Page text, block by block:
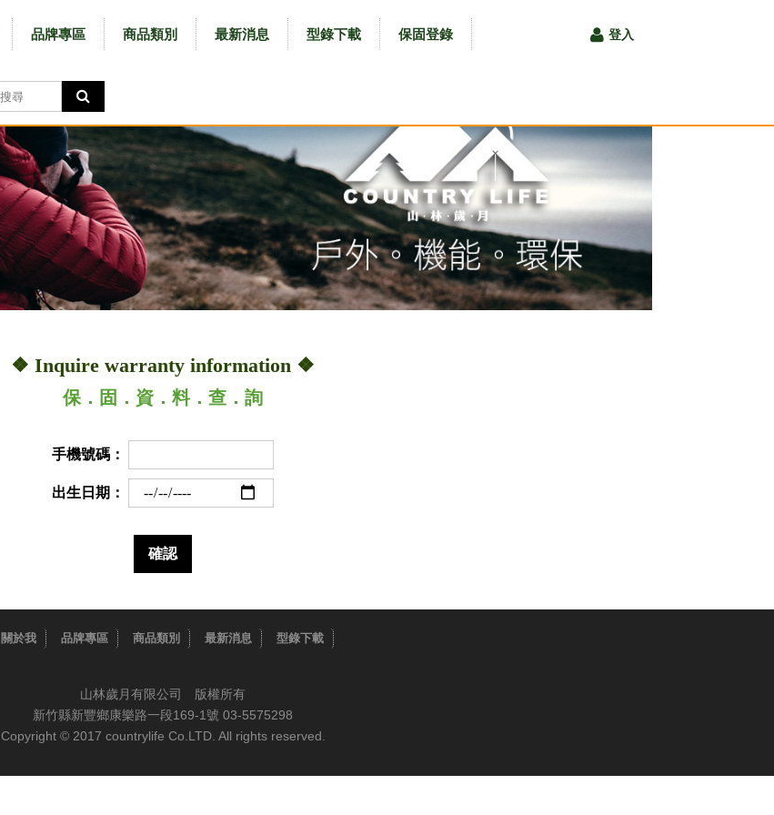
登入
品牌專區 商品類別 最新消息 型錄下載 保固登錄
❖ Inquire warranty information​ ❖
保．固．資．料．查．詢​
手機號碼：
出生日期：
關於我 品牌專區 商品類別 最新消息 型錄下載
山林歲月有限公司 版權所有
新竹縣新豐鄉康樂路一段169-1號 03-5575298
Copyright © 2017 countrylife Co.LTD. All rights reserved.